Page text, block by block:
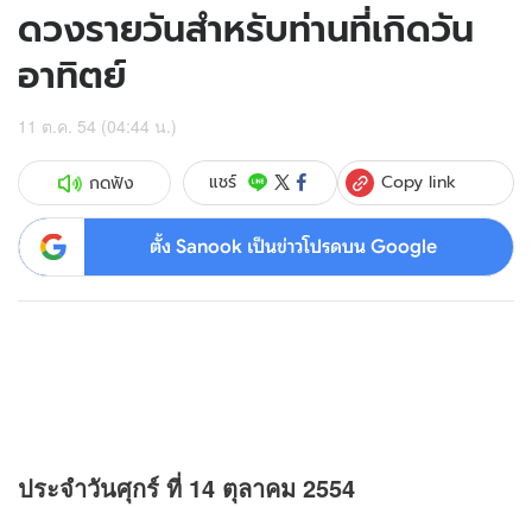
ดวงรายวันสำหรับท่านที่เกิดวัน
อาทิตย์
11 ต.ค. 54 (04:44 น.)
กดฟัง แชร์ Copy link
ตั้ง Sanook เป็นข่าวโปรดบน Google
ประจำวันศุกร์ ที่ 14 ตุลาคม 2554